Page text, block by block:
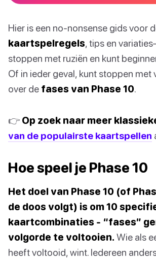
Hier is een no-nonsense gids voor
kaartspelregels, tips en
stoppen met ruziën en kunt
Of in ieder geval, kunt stoppen met
over de fases van Phase 10.
👉 Op zoek naar meer
van de populairste kaartspellen
Hoe speel je Phase 10
Het doel van Phase 10 (of
de doos volgt) is om 10
kaartcombinaties - “fases”
volgorde te voltooien. Wie als
heeft voltooid, wint. Iedereen